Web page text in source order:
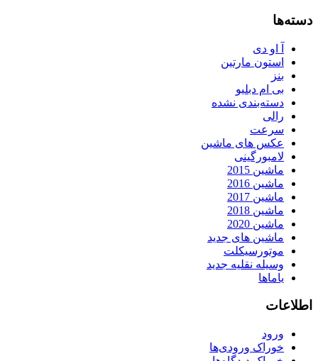
دسته‌ها
آ او دی
استون مارتین
بنز
بی ام دبلیو
دسته‌بندی نشده
رالی
سرعت
عکس های ماشین
لامبورگینی
ماشین 2015
ماشین 2016
ماشین 2017
ماشین 2018
ماشین 2020
ماشین های جدید
موتورسیکلت
وسیله نقلیه جدید
یاماها
اطلاعات
ورود
خوراک ورودی‌ها